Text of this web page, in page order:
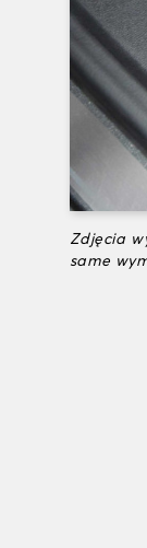
Zdjęcia
same